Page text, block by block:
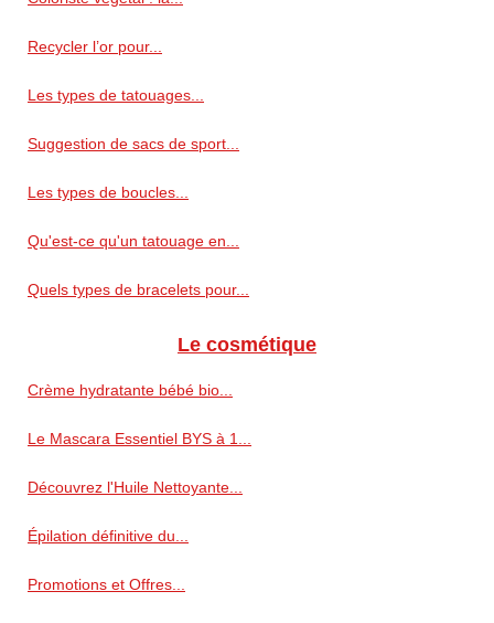
Recycler l’or pour...
Les types de tatouages...
Suggestion de sacs de sport...
Les types de boucles...
Qu'est-ce qu'un tatouage en...
Quels types de bracelets pour...
Le cosmétique
Crème hydratante bébé bio...
Le Mascara Essentiel BYS à 1...
Découvrez l'Huile Nettoyante...
Épilation définitive du...
Promotions et Offres...